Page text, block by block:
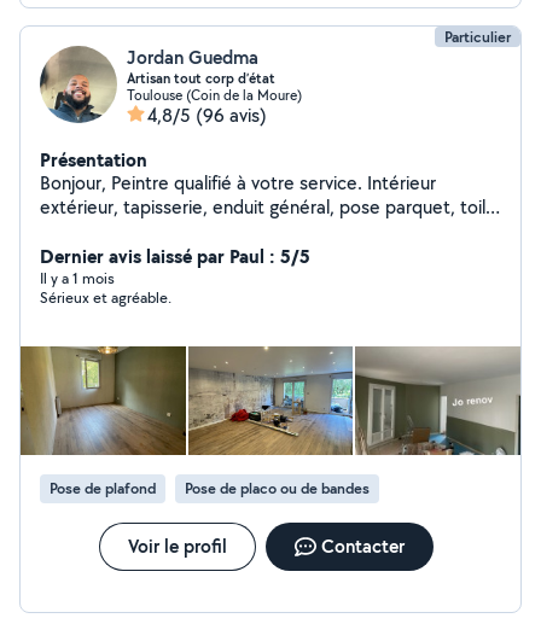
Particulier
Jordan Guedma
Artisan tout corp d’état
Toulouse (Coin de la Moure)
4,8/5 (96 avis)
Présentation
Bonjour, Peintre qualifié à votre service. Intérieur
extérieur, tapisserie, enduit général, pose parquet, toile
Unikalo, tollens, seigneurie ect... Tarif défiant toute
concurrence pour un travail de qualité garantie. Je reste
à votre entière disposition n'hésitez pas me contacter.
Dernier avis laissé par Paul : 5/5
Il y a 1 mois
Sérieux et agréable.
Pose de plafond Pose de placo ou de bandes
Voir le profil Contacter